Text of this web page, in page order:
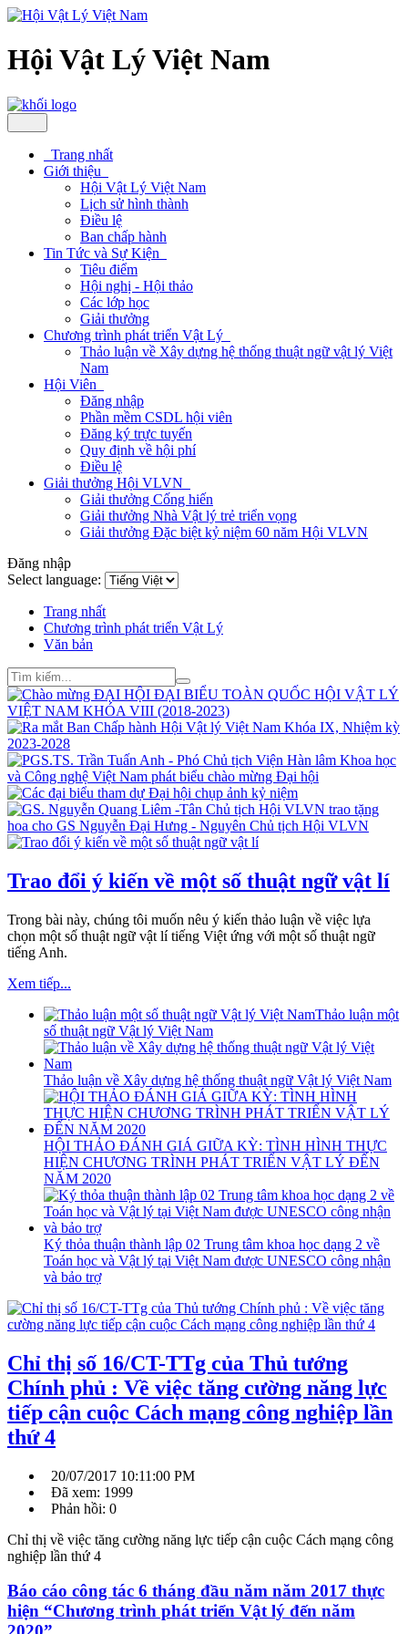
Hội Vật Lý Việt Nam
Trang nhất
Giới thiệu
Hội Vật Lý Việt Nam
Lịch sử hình thành
Điều lệ
Ban chấp hành
Tin Tức và Sự Kiện
Tiêu điểm
Hội nghị - Hội thảo
Các lớp học
Giải thưởng
Chương trình phát triển Vật Lý
Thảo luận về Xây dựng hệ thống thuật ngữ vật lý Việt
Nam
Hội Viên
Đăng nhập
Phần mềm CSDL hội viên
Đăng ký trực tuyến
Quy định về hội phí
Điều lệ
Giải thưởng Hội VLVN
Giải thưởng Cống hiến
Giải thưởng Nhà Vật lý trẻ triển vọng
Giải thưởng Đặc biệt kỷ niệm 60 năm Hội VLVN
Đăng nhập
Select language:
Trang nhất
Chương trình phát triển Vật Lý
Văn bản
Trao đổi ý kiến về một số thuật ngữ vật lí
Trong bài này, chúng tôi muốn nêu ý kiến thảo luận về việc lựa
chọn một số thuật ngữ vật lí tiếng Việt ứng với một số thuật ngữ
tiếng Anh.
Xem tiếp...
Thảo luận một
số thuật ngữ Vật lý Việt Nam
Thảo luận về Xây dựng hệ thống thuật ngữ Vật lý Việt Nam
HỘI THẢO ĐÁNH GIÁ GIỮA KỲ: TÌNH HÌNH THỰC
HIỆN CHƯƠNG TRÌNH PHÁT TRIỂN VẬT LÝ ĐẾN
NĂM 2020
Ký thỏa thuận thành lập 02 Trung tâm khoa học dạng 2 về
Toán học và Vật lý tại Việt Nam được UNESCO công nhận
và bảo trợ
Chỉ thị số 16/CT-TTg của Thủ tướng
Chính phủ : Về việc tăng cường năng lực
tiếp cận cuộc Cách mạng công nghiệp lần
thứ 4
20/07/2017 10:11:00 PM
Đã xem: 1999
Phản hồi: 0
Chỉ thị về việc tăng cường năng lực tiếp cận cuộc Cách mạng công
nghiệp lần thứ 4
Báo cáo công tác 6 tháng đầu năm năm 2017 thực
hiện “Chương trình phát triển Vật lý đến năm